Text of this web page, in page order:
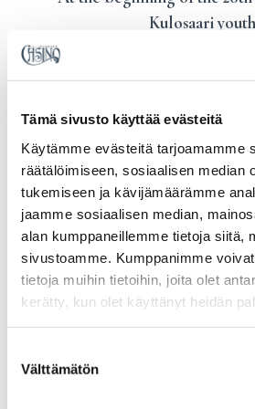
Tämä sivusto käyttää evästeitä
Käytämme evästeitä tarjoamamme
räätälöimiseen, sosiaalisen median
tukemiseen ja kävijämäärämme
jaamme sosiaalisen median,
alan kumppaneillemme tietoja siitä,
sivustoamme. Kumppanimme
tietoja muihin tietoihin, joita olet
kerätty, kun olet käyttänyt heidän
valinta
Välttämätön
Kulosaari
were keen to show off their
along the way
In 1915, a new restaurant
Armas Lindgren was built on
spot on the island. The
magnificent views of
Mrs Paterson-Fahlen was the
run the establishment, and
little something stashed away